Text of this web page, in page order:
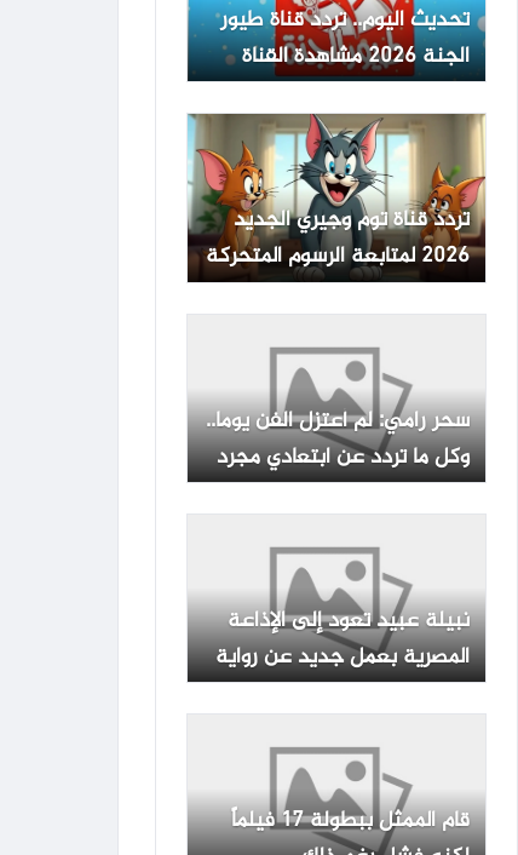
تحديث اليوم.. تردد قناة طيور
الجنة 2026 مشاهدة القناة
لجميع العائلة
تردد قناة توم وجيري الجديد
2026 لمتابعة الرسوم المتحركة
بدون تقطيع
سحر رامي: لم أعتزل الفن يوما..
وكل ما تردد عن ابتعادي مجرد
شائعات
نبيلة عبيد تعود إلى الإذاعة
المصرية بعمل جديد عن رواية
لإحسان عبد القدوس
قام الممثل ببطولة 17 فيلماً